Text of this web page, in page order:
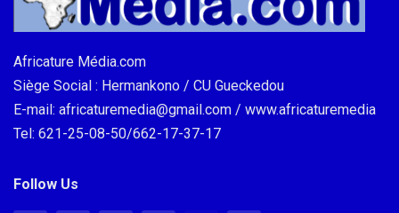
Africature Média.com
Siège Social : Hermankono / CU Gueckedou
E-mail: africaturemedia@gmail.com / www.africaturemedia
Tel: 621-25-08-50/662-17-37-17
Follow Us